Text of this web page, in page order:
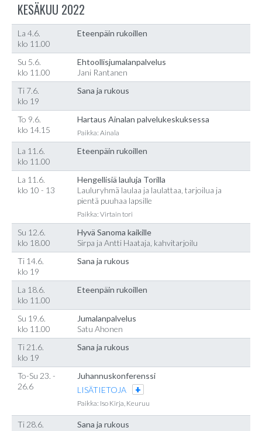
KESÄKUU 2022
La 4.6.
klo 11.00
Eteenpäin rukoillen
Su 5.6.
klo 11.00
Ehtoollisjumalanpalvelus
Jani Rantanen
Ti 7.6.
klo 19
Sana ja rukous
To 9.6.
klo 14.15
Hartaus Ainalan palvelukeskuksessa
Paikka: Ainala
La 11.6.
klo 11.00
Eteenpäin rukoillen
La 11.6.
klo 10 - 13
Hengellisiä lauluja Torilla
Lauluryhmä laulaa ja laulattaa, tarjoilua ja
pientä puuhaa lapsille
Paikka: Virtain tori
Su 12.6.
klo 18.00
Hyvä Sanoma kaikille
Sirpa ja Antti Haataja, kahvitarjoilu
Ti 14.6.
klo 19
Sana ja rukous
La 18.6.
klo 11.00
Eteenpäin rukoillen
Su 19.6.
klo 11.00
Jumalanpalvelus
Satu Ahonen
Ti 21.6.
klo 19
Sana ja rukous
To-Su 23. -
26.6
Juhannuskonferenssi
LISÄTIETOJA
Paikka: Iso Kirja, Keuruu
Ti 28.6.
Sana ja rukous